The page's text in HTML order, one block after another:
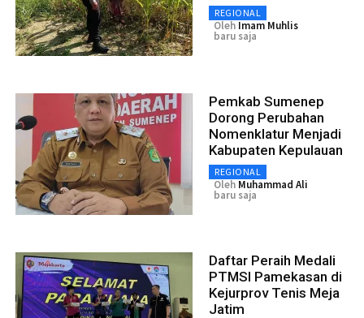
REGIONAL
Oleh Imam Muhlis
baru saja
Pemkab Sumenep
Dorong Perubahan
Nomenklatur Menjadi
Kabupaten Kepulauan
REGIONAL
Oleh Muhammad Ali
baru saja
Daftar Peraih Medali
PTMSI Pamekasan di
Kejurprov Tenis Meja
Jatim